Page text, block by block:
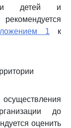
детей и
1 к
до
оценить